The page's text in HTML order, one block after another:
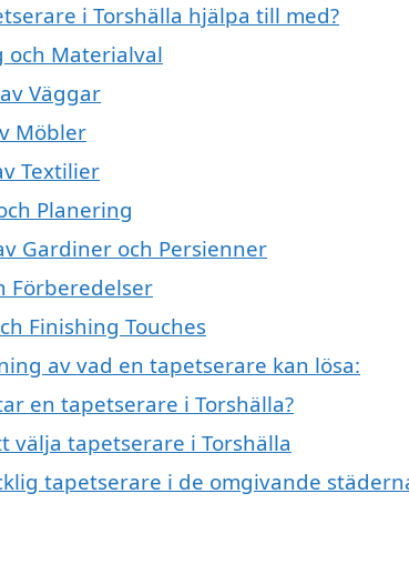
i Torshälla hjälpa till med?
och Materialval
Väggar
Möbler
Textilier
Planering
Gardiner och Persienner
Förberedelser
Finishing Touches
av vad en tapetserare kan lösa:
en tapetserare i Torshälla?
välja tapetserare i Torshälla
tapetserare i de omgivande